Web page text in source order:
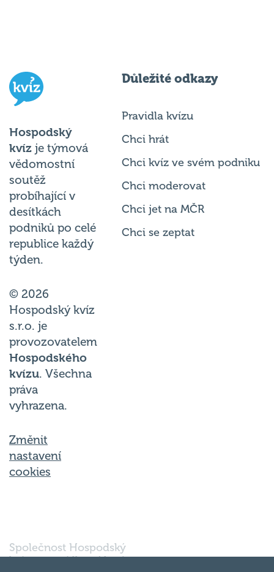
Hospodský
kvíz je týmová
vědomostní
soutěž
probíhající v
desítkách
podniků po celé
republice každý
týden.
© 2026
Hospodský kvíz
s.r.o. je
provozovatelem
Hospodského
kvízu. Všechna
práva
vyhrazena.
Změnit
nastavení
cookies
Důležité odkazy
Pravidla kvízu
Chci hrát
Chci kvíz ve svém podniku
Chci moderovat
Chci jet na MČR
Chci se zeptat
Společnost Hospodský
kvíz s.r.o., sídlem Nové